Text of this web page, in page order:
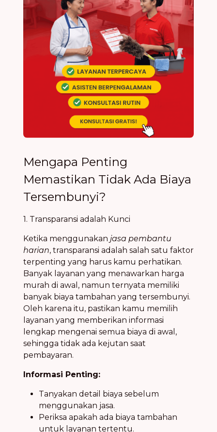
Mengapa Penting
Memastikan Tidak Ada Biaya
Tersembunyi?
1. Transparansi adalah Kunci
Ketika menggunakan jasa pembantu
harian, transparansi adalah salah satu faktor
terpenting yang harus kamu perhatikan.
Banyak layanan yang menawarkan harga
murah di awal, namun ternyata memiliki
banyak biaya tambahan yang tersembunyi.
Oleh karena itu, pastikan kamu memilih
layanan yang memberikan informasi
lengkap mengenai semua biaya di awal,
sehingga tidak ada kejutan saat
pembayaran.
Informasi Penting:
Tanyakan detail biaya sebelum
menggunakan jasa.
Periksa apakah ada biaya tambahan
untuk layanan tertentu.